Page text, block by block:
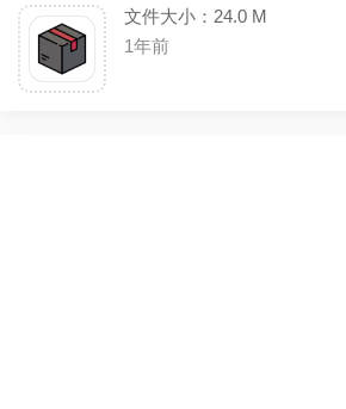
文件大小：24.0 M
1年前